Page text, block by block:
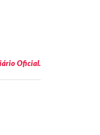
Oficial.